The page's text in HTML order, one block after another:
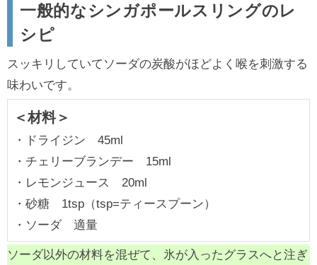
一般的なシンガポールスリングのレ
シピ
スッキリしていてソーダの炭酸がほどよく喉を刺激する
味わいです。
＜材料＞
・ドライジン 45ml
・チェリーブランデー 15ml
・レモンジュース 20ml
・砂糖 1tsp（tsp=ティースプーン）
・ソーダ 適量
ソーダ以外の材料を混ぜて、氷が入ったグラスへと注ぎ